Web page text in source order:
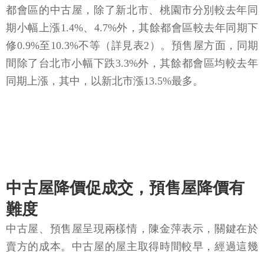
都會區的中古屋，除了新北市、桃園市分別較去年同
期小幅上漲1.4%、4.7%外，其餘都會區較去年同期下
修0.9%至10.3%不等（詳見表2）。預售屋方面，同期
間除了台北市小幅下跌3.3%外，其餘都會區均較去年
同期上漲，其中，以新北市漲13.5%最多。
中古屋降價促成交，預售屋降價有
難度
中古屋、預售屋呈現兩樣情，陳金萍表示，關鍵在於
賣方的成本。中古屋的屋主取得時間較早，經過這幾